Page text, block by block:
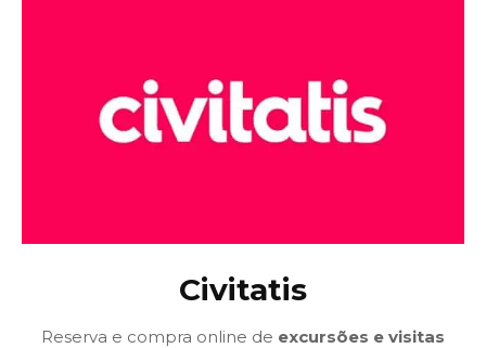
Civitatis
Reserva e compra online de excursões e visitas